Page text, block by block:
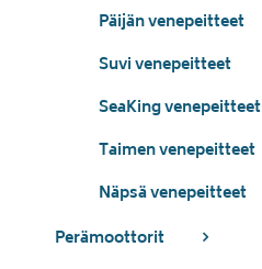
Päijän venepeitteet
Suvi venepeitteet
SeaKing venepeitteet
Taimen venepeitteet
Näpsä venepeitteet
Perämoottorit